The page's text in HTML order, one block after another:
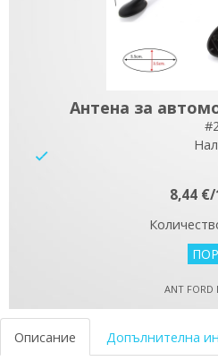
Антена за
8,44
ANT FORD
Описание Допълнителна